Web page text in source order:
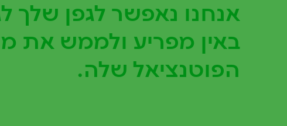
אנחנו נאפשר לגפן שלך
באין מפריע ולממש את
הפוטנציאל שלה.